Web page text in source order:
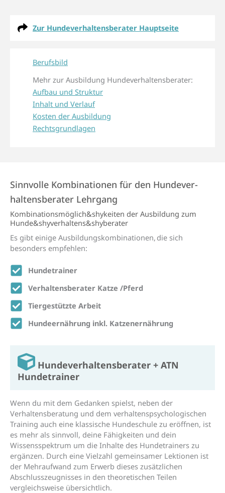
Zur Hundeverhaltensberater Hauptseite
Berufsbild
Mehr zur Ausbildung Hundeverhaltensberater:
Aufbau und Struktur
Inhalt und Verlauf
Kosten der Ausbildung
Rechtsgrundlagen
Sinn­volle Kombi­nationen für den Hunde­­ver­
haltens­­berater Lehr­gang
Kombinations­möglich&shykeiten der Ausbildung zum
Hunde&shyverhaltens&shyberater
Es gibt einige Ausbildungskombinationen, die sich
besonders empfehlen:
Hundetrainer
Verhaltens­berater Katze /Pferd
Tiergestützte Arbeit
Hundeernährung inkl. Katzenernährung
Hunde­verhaltens­berater + ATN
Hunde­trainer
Wenn du mit dem Gedanken spielst, neben der
Verhaltensberatung und dem verhaltenspsychologischen
Training auch eine klassische Hundeschule zu eröffnen, ist
es mehr als sinnvoll, deine Fähigkeiten und dein
Wissensspektrum um die Inhalte des Hundetrainers zu
ergänzen. Durch eine Vielzahl gemeinsamer Lektionen ist
der Mehraufwand zum Erwerb dieses zusätzlichen
Abschlusszeugnisses in den theoretischen Teilen
vergleichsweise übersichtlich.